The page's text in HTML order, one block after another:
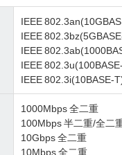
IEEE
IEEE
IEEE
IEEE
IEEE 802.3i(10BASE-
1000Mbps 全二重
100Mbps 半二重/全二
10Gbps 全二重
10Mbps 全二重